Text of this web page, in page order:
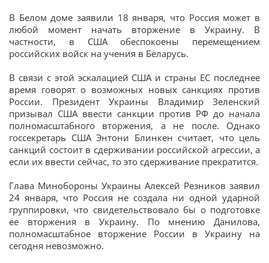
В Белом доме заявили 18 января, что Россия может в
любой момент начать вторжение в Украину. В
частности, в США обеспокоены перемещением
российских войск на учения в Беларусь.
В связи с этой эскалацией США и страны ЕС последнее
время говорят о возможных новых санкциях против
России. Президент Украины Владимир Зеленский
призывал США ввести санкции против РФ до начала
полномасштабного вторжения, а не после. Однако
госсекретарь США Энтони Блинкен считает, что цель
санкций состоит в сдерживании российской агрессии, а
если их ввести сейчас, то это сдерживание прекратится.
Глава Минобороны Украины Алексей Резников заявил
24 января, что Россия не создала ни одной ударной
группировки, что свидетельствовало бы о подготовке
ее вторжения в Украину. По мнению Данилова,
полномасштабное вторжение России в Украину на
сегодня невозможно.